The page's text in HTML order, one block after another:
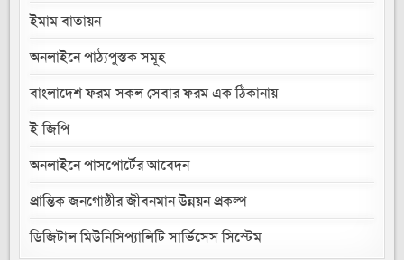
ইমাম বাতায়ন
অনলাইনে পাঠ্যপুস্তক সমূহ
বাংলাদেশ ফরম-সকল সেবার ফরম এক ঠিকানায়
ই-জিপি
অনলাইনে পাসপোর্টের আবেদন
প্রান্তিক জনগোষ্ঠীর জীবনমান উন্নয়ন প্রকল্প
ডিজিটাল মিউনিসিপ্যালিটি সার্ভিসেস সিস্টেম